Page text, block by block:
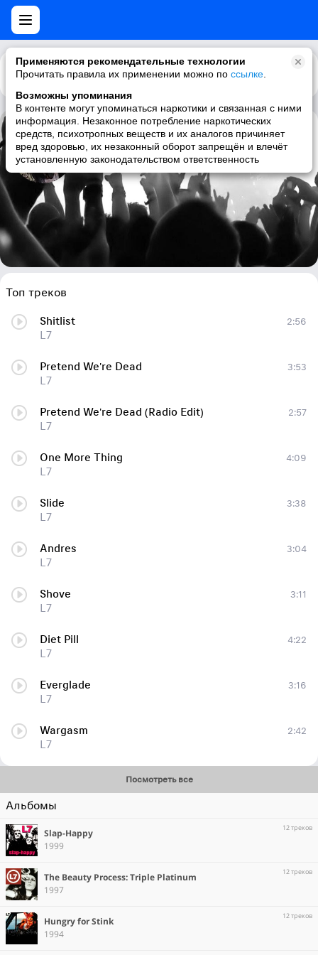
Применяются рекомендательные технологии
Прочитать правила их применении можно по ссылке
Возможны упоминания
В контенте могут упоминаться наркотики и связанная с ними
информация. Незаконное потребление наркотических
средств, психотропных веществ и их аналогов причиняет
вред здоровью, их незаконный оборот запрещён и влечёт
установленную законодательством ответственность
Каталог Рекомендации
L7
grunge, punk, female vocalists, rock
Топ треков
Shitlist
L7
2:56
Pretend We're Dead
L7
3:53
Pretend We're Dead (Radio Edit)
L7
2:57
One More Thing
L7
4:09
Slide
L7
3:38
Andres
L7
3:04
Shove
L7
3:11
Diet Pill
L7
4:22
Everglade
L7
3:16
Wargasm
L7
2:42
Посмотреть все
Альбомы
Slap-Happy
1999
12 треков
The Beauty Process: Triple Platinum
1997
12 треков
Hungry for Stink
1994
12 треков